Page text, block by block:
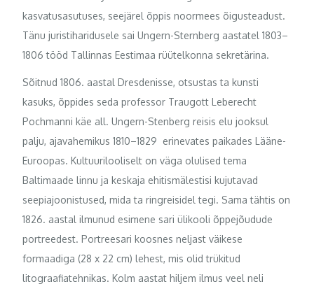
kasvatusasutuses, seejärel õppis noormees õigusteadust.
Tänu juristiharidusele sai Ungern-Sternberg aastatel 1803–
1806 tööd Tallinnas Eestimaa rüütelkonna sekretärina.
Sõitnud 1806. aastal Dresdenisse, otsustas ta kunsti
kasuks, õppides seda professor Traugott Leberecht
Pochmanni käe all. Ungern-Stenberg reisis elu jooksul
palju, ajavahemikus 1810–1829 erinevates paikades Lääne-
Euroopas. Kultuurilooliselt on väga olulised tema
Baltimaade linnu ja keskaja ehitismälestisi kujutavad
seepiajoonistused, mida ta ringreisidel tegi. Sama tähtis on
1826. aastal ilmunud esimene sari ülikooli õppejõudude
portreedest. Portreesari koosnes neljast väikese
formaadiga (28 x 22 cm) lehest, mis olid trükitud
litograafiatehnikas. Kolm aastat hiljem ilmus veel neli